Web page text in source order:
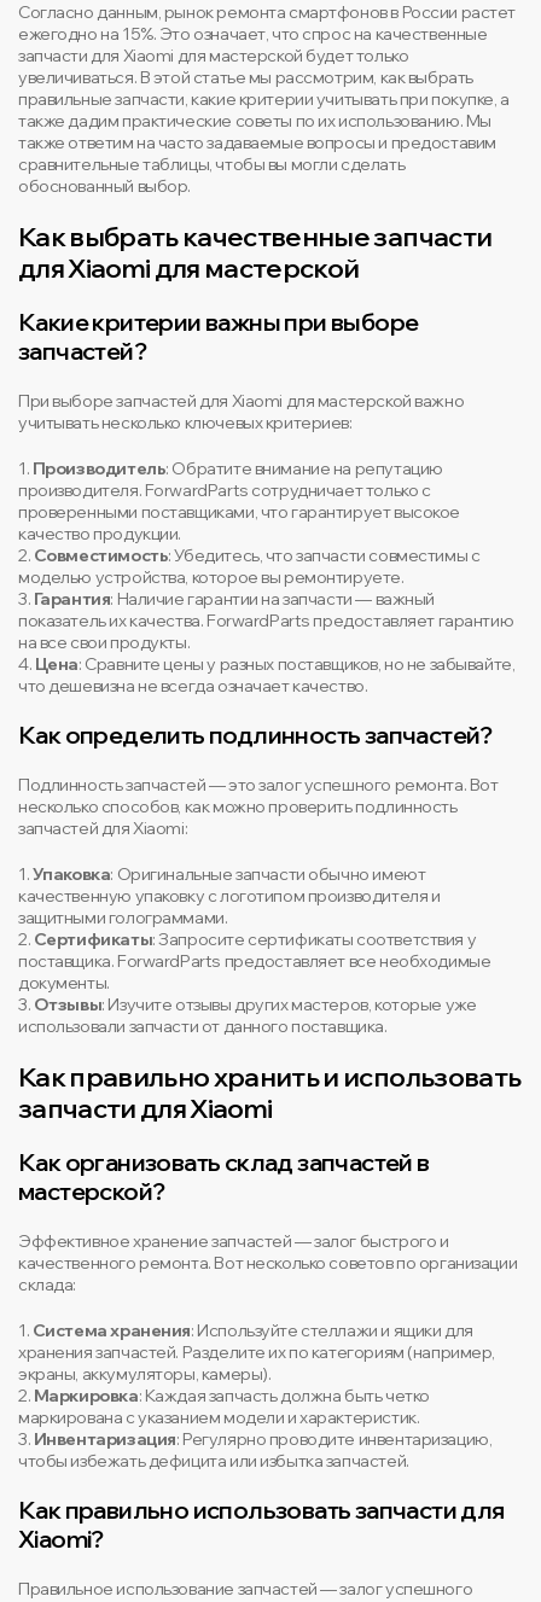
Согласно данным, рынок ремонта смартфонов в России растет
ежегодно на 15%. Это означает, что спрос на качественные
запчасти для Xiaomi для мастерской будет только
увеличиваться. В этой статье мы рассмотрим, как выбрать
правильные запчасти, какие критерии учитывать при покупке, а
также дадим практические советы по их использованию. Мы
также ответим на часто задаваемые вопросы и предоставим
сравнительные таблицы, чтобы вы могли сделать
обоснованный выбор.
Как выбрать качественные запчасти
для Xiaomi для мастерской
Какие критерии важны при выборе
запчастей?
При выборе запчастей для Xiaomi для мастерской важно
учитывать несколько ключевых критериев:
1. Производитель: Обратите внимание на репутацию
производителя. ForwardParts сотрудничает только с
проверенными поставщиками, что гарантирует высокое
качество продукции.
2. Совместимость: Убедитесь, что запчасти совместимы с
моделью устройства, которое вы ремонтируете.
3. Гарантия: Наличие гарантии на запчасти — важный
показатель их качества. ForwardParts предоставляет гарантию
на все свои продукты.
4. Цена: Сравните цены у разных поставщиков, но не забывайте,
что дешевизна не всегда означает качество.
Как определить подлинность запчастей?
Подлинность запчастей — это залог успешного ремонта. Вот
несколько способов, как можно проверить подлинность
запчастей для Xiaomi:
1.Упаковка: Оригинальные запчасти обычно имеют
качественную упаковку с логотипом производителя и
защитными голограммами.
2. Сертификаты: Запросите сертификаты соответствия у
поставщика. ForwardParts предоставляет все необходимые
документы.
3. Отзывы: Изучите отзывы других мастеров, которые уже
использовали запчасти от данного поставщика.
Как правильно хранить и использовать
запчасти для Xiaomi
Как организовать склад запчастей в
мастерской?
Эффективное хранение запчастей — залог быстрого и
качественного ремонта. Вот несколько советов по организации
склада:
1. Система хранения: Используйте стеллажи и ящики для
хранения запчастей. Разделите их по категориям (например,
экраны, аккумуляторы, камеры).
2. Маркировка: Каждая запчасть должна быть четко
маркирована с указанием модели и характеристик.
3. Инвентаризация: Регулярно проводите инвентаризацию,
чтобы избежать дефицита или избытка запчастей.
Как правильно использовать запчасти для
Xiaomi?
Правильное использование запчастей — залог успешного